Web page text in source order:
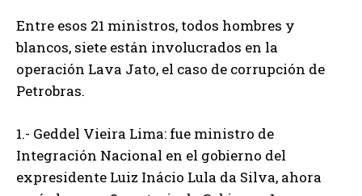
Entre esos 21 ministros, todos hombres y
blancos, siete están involucrados en la
operación Lava Jato, el caso de corrupción de
Petrobras.
1.- Geddel Vieira Lima: fue ministro de
Integración Nacional en el gobierno del
expresidente Luiz Inácio Lula da Silva, ahora